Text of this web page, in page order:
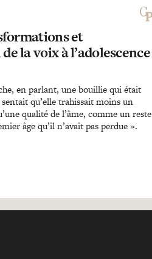
et
la voix à l’adolescence
en parlant, une bouillie qui était
qu’elle trahissait moins un
qualité de l’âme, comme un reste
âge qu’il n’avait pas perdue ».